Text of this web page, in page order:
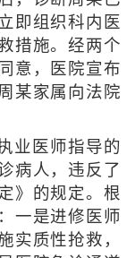
即组织科内医
措施。经两个
意，医院宣布
某家属向法院
业医师指导的
病人，违反了
》的规定。根
一是进修医师
实质性抢救，